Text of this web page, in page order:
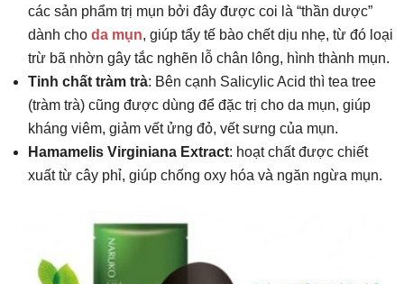
các sản phẩm trị mụn bởi đây được coi là “thần dược”
dành cho da mụn, giúp tẩy tế bào chết dịu nhẹ, từ đó loại
trừ bã nhờn gây tắc nghẽn lỗ chân lông, hình thành mụn.
Tinh chất tràm trà: Bên cạnh Salicylic Acid thì tea tree
(tràm trà) cũng được dùng để đặc trị cho da mụn, giúp
kháng viêm, giảm vết ửng đỏ, vết sưng của mụn.
Hamamelis Virginiana Extract: hoạt chất được chiết
xuất từ cây phỉ, giúp chống oxy hóa và ngăn ngừa mụn.